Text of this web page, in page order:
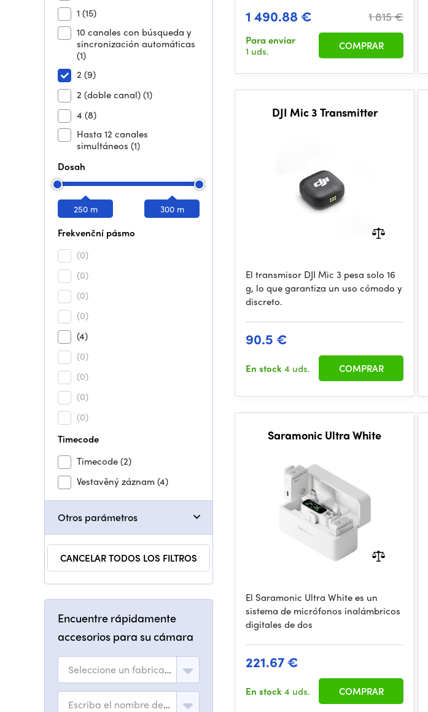
1 (15)
10 canales con búsqueda y
sincronización automáticas
(1)
2 (9)
2 (doble canal)(1)
4 (8)
Hasta 12 canales
simultáneos (1)
Dosah
250 m 300 m
Frekvenční pásmo
(0)
(0)
(0)
(0)
(4)
(0)
(0)
(0)
(0)
Timecode
Timecode(2)
Vestavěný záznam(4)
Otros parámetros
CANCELAR TODOS LOS FILTROS
Encuentre rápidamente
accesorios para su cámara
Seleccione un fabricante
Escriba el nombre del modelo
1 490.88 € 1 815 €
Para enviar
1 uds.
COMPRAR
DJI Mic 3 Transmitter
El transmisor DJI Mic 3 pesa solo 16
g, lo que garantiza un uso cómodo y
discreto.
90.5 €
En stock4 uds. COMPRAR
Saramonic Ultra White
El Saramonic Ultra White es un
sistema de micrófonos inalámbricos
digitales de dos
221.67 €
En stock4 uds. COMPRAR